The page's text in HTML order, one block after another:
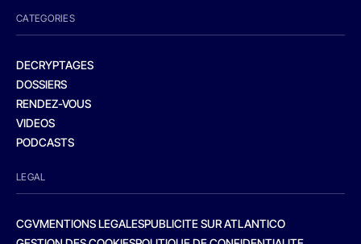
CATEGORIES
DECRYPTAGES
DOSSIERS
RENDEZ-VOUS
VIDEOS
PODCASTS
LEGAL
CGVMENTIONS LEGALESPUBLICITE SUR ATLANTICO